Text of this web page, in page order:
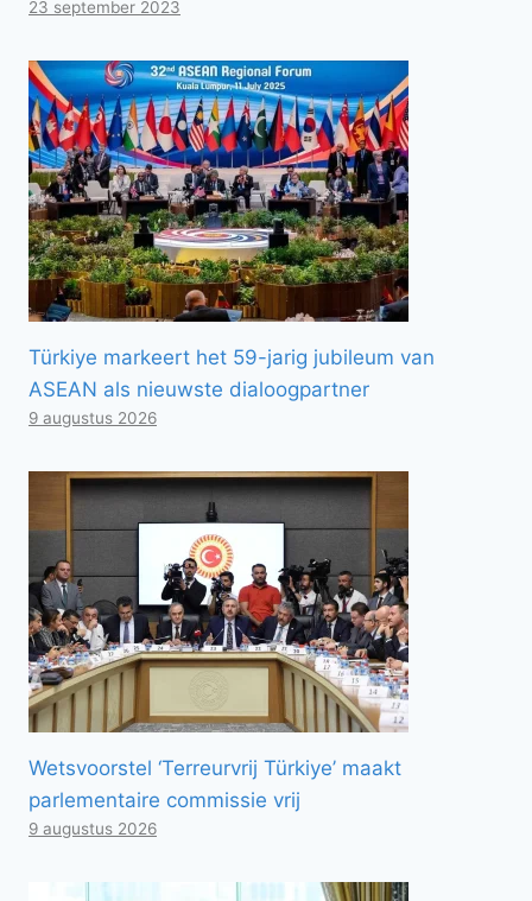
23 september 2023
Türkiye markeert het 59-jarig jubileum van
ASEAN als nieuwste dialoogpartner
9 augustus 2026
Wetsvoorstel ‘Terreurvrij Türkiye’ maakt
parlementaire commissie vrij
9 augustus 2026